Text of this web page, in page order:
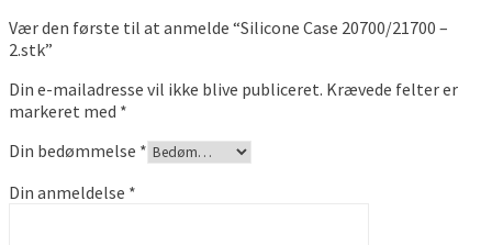
Vær den første til at anmelde “Silicone Case 20700/21700 –
2.stk”
Din e-mailadresse vil ikke blive publiceret. Krævede felter er
markeret med *
Din bedømmelse *
Din anmeldelse *